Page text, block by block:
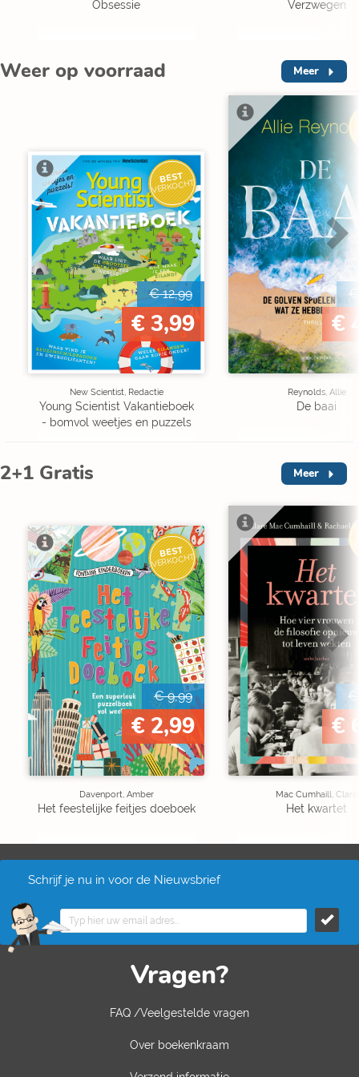
Obsessie Verzwegen
Weer op voorraad Meer
BEST
VERKOCHT
€ 12,99
€ 3,99
New Scientist, Redactie
Young Scientist Vakantieboek
- bomvol weetjes en puzzels
€
€
Reynolds, Allie
De baai
2+1 Gratis Meer
BEST
VERKOCHT
€ 9,99
€ 2,99
Davenport, Amber
Het feestelijke feitjes doeboek
€
€
Mac Cumhaill, Clare
Het kwartet
Schrijf je nu in voor de Nieuwsbrief
Vragen?
FAQ /Veelgestelde vragen
Over boekenkraam